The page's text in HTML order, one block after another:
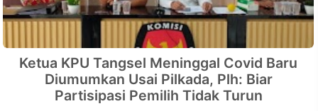
Ketua KPU Tangsel Meninggal Covid Baru
Diumumkan Usai Pilkada, Plh: Biar
Partisipasi Pemilih Tidak Turun